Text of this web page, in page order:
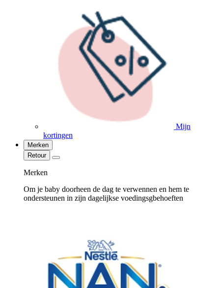
Mijn
kortingen
Merken
Retour
Merken
Om je baby doorheen de dag te verwennen en hem te
ondersteunen in zijn dagelijkse voedingsgbehoeften